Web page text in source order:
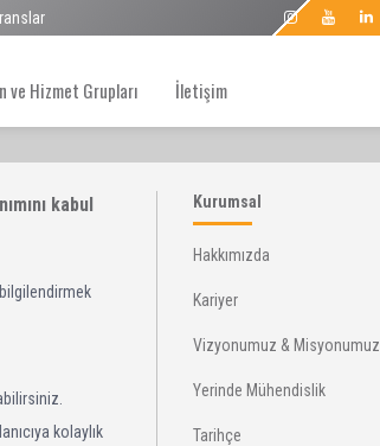
ve Hizmet Grupları İletişim
kolaylık
Kurumsal
Hakkımızda
Kariyer
Vizyonumuz & Misyonumuz
Yerinde Mühendislik
Tarihçe